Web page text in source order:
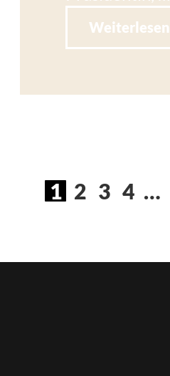
Weiterlesen
1 2 3 4 …